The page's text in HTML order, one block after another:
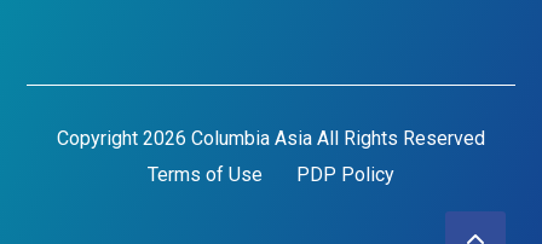
Copyright 2026 Columbia Asia All Rights Reserved
Terms of Use
PDP Policy